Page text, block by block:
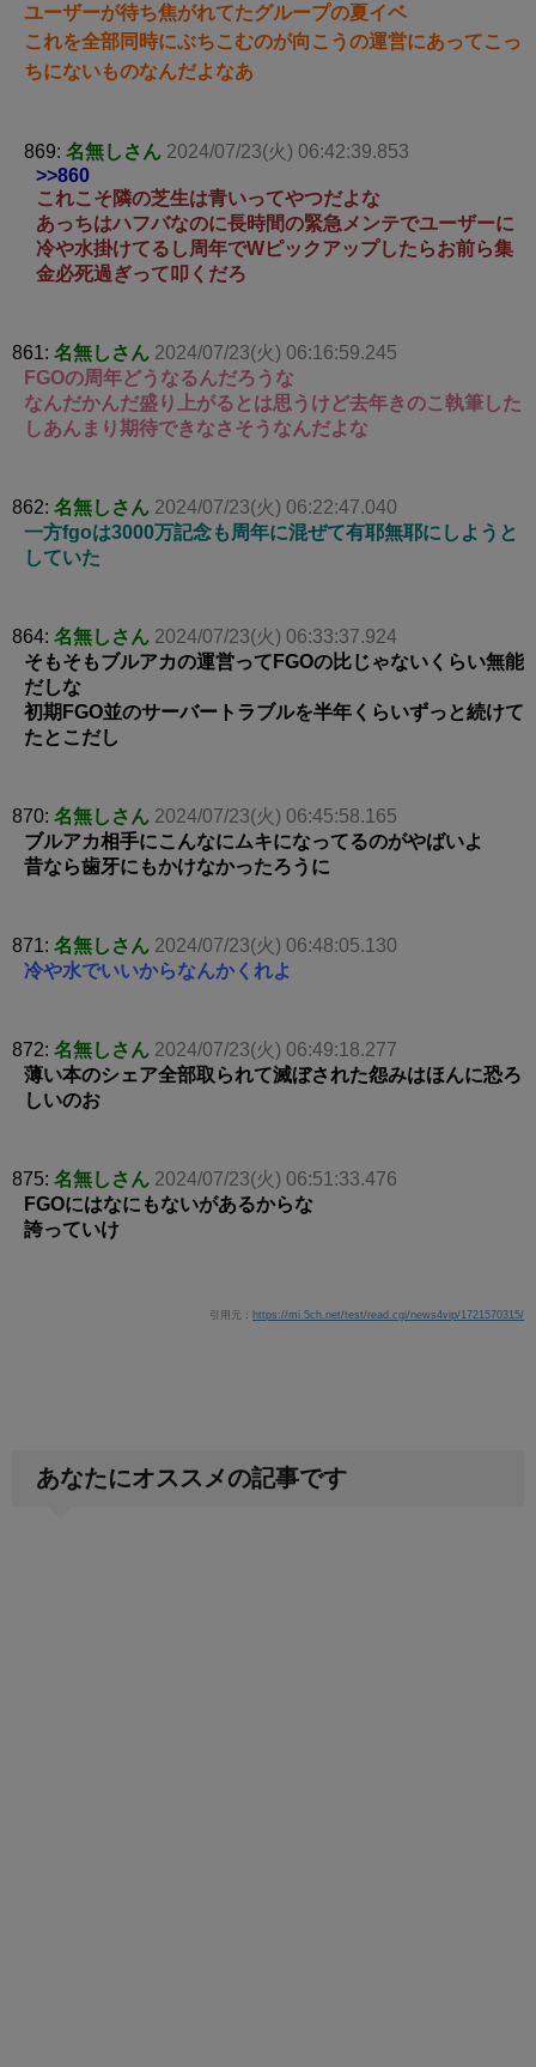
ユーザーが待ち焦がれてたグループの夏イベ
これを全部同時にぶちこむのが向こうの運営にあってこっ
ちにないものなんだよなあ
869: 名無しさん 2024/07/23(火) 06:42:39.853
>>860
これこそ隣の芝生は青いってやつだよな
あっちはハフバなのに長時間の緊急メンテでユーザーに
冷や水掛けてるし周年でWピックアップしたらお前ら集
金必死過ぎって叩くだろ
861: 名無しさん 2024/07/23(火) 06:16:59.245
FGOの周年どうなるんだろうな
なんだかんだ盛り上がるとは思うけど去年きのこ執筆した
しあんまり期待できなさそうなんだよな
862: 名無しさん 2024/07/23(火) 06:22:47.040
一方fgoは3000万記念も周年に混ぜて有耶無耶にしようと
していた
864: 名無しさん 2024/07/23(火) 06:33:37.924
そもそもブルアカの運営ってFGOの比じゃないくらい無能
だしな
初期FGO並のサーバートラブルを半年くらいずっと続けて
たとこだし
870: 名無しさん 2024/07/23(火) 06:45:58.165
ブルアカ相手にこんなにムキになってるのがやばいよ
昔なら歯牙にもかけなかったろうに
871: 名無しさん 2024/07/23(火) 06:48:05.130
冷や水でいいからなんかくれよ
872: 名無しさん 2024/07/23(火) 06:49:18.277
薄い本のシェア全部取られて滅ぼされた怨みはほんに恐ろ
しいのお
875: 名無しさん 2024/07/23(火) 06:51:33.476
FGOにはなにもないがあるからな
誇っていけ
引用元： https://mi.5ch.net/test/read.cgi/news4vip/1721570315/
あなたにオススメの記事です